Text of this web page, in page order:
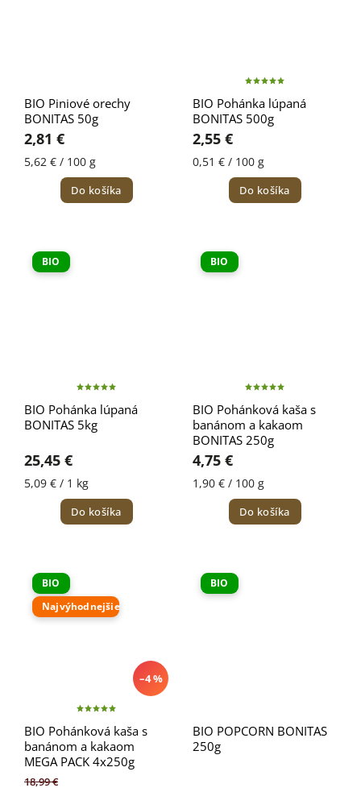
BIO Piniové orechy
BONITAS 50g
2,81 €
5,62 € / 100 g
Do košíka
BIO Pohánka lúpaná
BONITAS 500g
2,55 €
0,51 € / 100 g
Do košíka
BIO
BIO Pohánka lúpaná
BONITAS 5kg
25,45 €
5,09 € / 1 kg
Do košíka
BIO
BIO Pohánková kaša s
banánom a kakaom
BONITAS 250g
4,75 €
1,90 € / 100 g
Do košíka
BIO
Najvýhodnejšie
–4 %
BIO Pohánková kaša s
banánom a kakaom
MEGA PACK 4x250g
18,99 €
BIO
BIO POPCORN BONITAS
250g